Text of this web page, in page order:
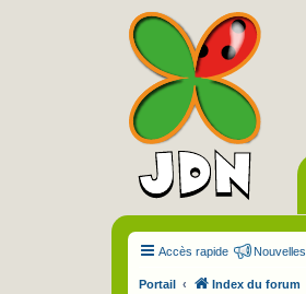
Accès rapide Nouvelles
Portail Index du forum